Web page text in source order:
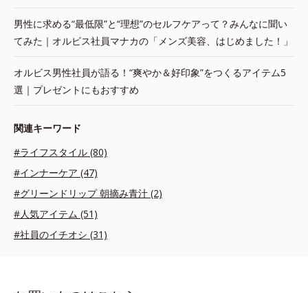
男性に求める“最低限”と“理想”のセルフケアって？みんなに聞い
てみた｜オルビス社員マナカの「メンズ美容、はじめました！」
オルビス男性社員が語る！“爽やか＆好印象”をつくるアイテム5
選｜プレゼントにもおすすめ
関連キーワード
#ライフスタイル (80)
#インナーケア (47)
#グリーンドリップ 朝摘み青汁 (2)
#人気アイテム (51)
#社員のイチオシ (31)